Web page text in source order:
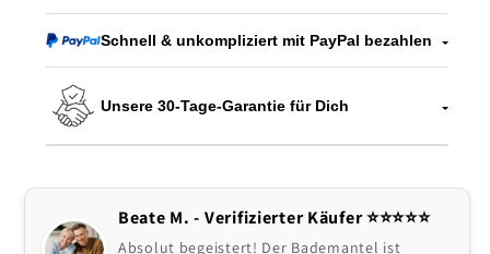
Schnell & unkompliziert mit PayPal bezahlen
Unsere 30-Tage-Garantie für Dich
Beate M. - Verifizierter Käufer ⭐️⭐️⭐️⭐️⭐
Absolut begeistert! Der Bademantel ist